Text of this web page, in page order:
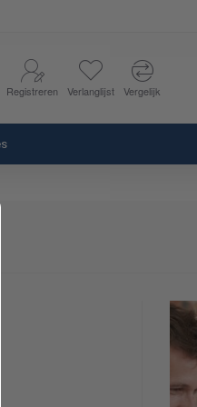
Registreren Verlanglijst Vergelijk